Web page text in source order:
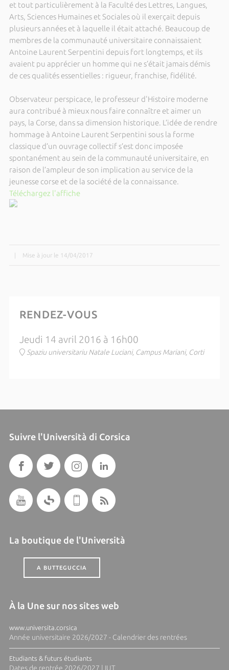
et tout particulièrement à la Faculté des Lettres, Langues,
Arts, Sciences Humaines et Sociales où il exerçait depuis
plusieurs années et à laquelle il était attaché. Beaucoup de
membres de la communauté universitaire connaissaient
Antoine Laurent Serpentini depuis fort longtemps, et ils
avaient pu apprécier un homme qui ne s’était jamais démis
de ces qualités essentielles : rigueur, franchise, fidélité.
Observateur perspicace, le professeur d'Histoire moderne
aura contribué à mieux nous faire connaître et aimer un
pays, la Corse, dans sa dimension historique. L’idée de rendre
hommage à Antoine Laurent Serpentini sous la forme
classique d’un ouvrage collectif s’est donc imposée
spontanément au sein de la communauté universitaire, en
raison de l’ampleur de son implication au service de la
jeunesse corse et de la société de la connaissance.
Téléchargez l'affiche
Mise à jour le 14/04/2017
RENDEZ-VOUS
Jeudi 14 avril 2016 à 16h00
Spaziu universitariu Natale Luciani, Campus Mariani, Corti
Suivre l'Università di Corsica
La boutique de l'Università
A BUTTEGUCCIA
À la Une sur nos sites web
www.universita.corsica
Année universitaire 2026/2027 - Calendrier des rentrées
Etudiants & futurs étudiants
Dates de rentrée 2026/2027 | IUT